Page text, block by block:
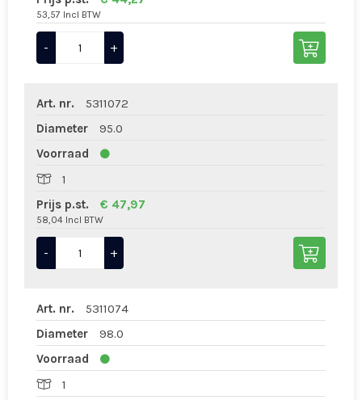
53,57 Incl BTW
- +
Art. nr.
5311072
Diameter
95.0
Voorraad
1
Prijs p.st.
€ 47,97
58,04 Incl BTW
- +
Art. nr.
5311074
Diameter
98.0
Voorraad
1